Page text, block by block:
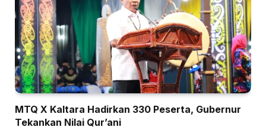
MTQ X Kaltara Hadirkan 330 Peserta, Gubernur
Tekankan Nilai Qur’ani